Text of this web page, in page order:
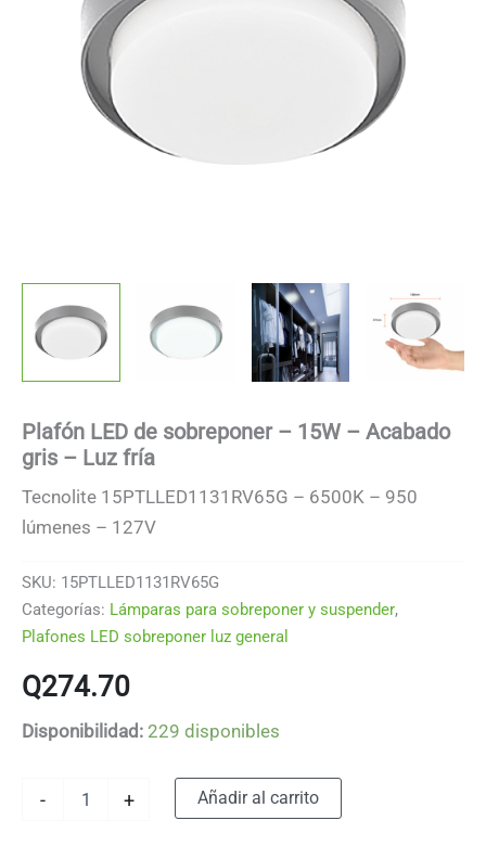
Plafón LED de sobreponer – 15W – Acabado
gris – Luz fría
Tecnolite 15PTLLED1131RV65G – 6500K – 950
lúmenes – 127V
SKU: 15PTLLED1131RV65G
Categorías: Lámparas para sobreponer y suspender,
Plafones LED sobreponer luz general
Q274.70
Disponibilidad: 229 disponibles
- + Añadir al carrito